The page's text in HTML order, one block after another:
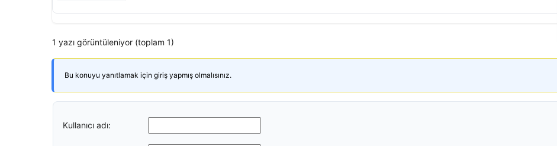
1 yazı görüntüleniyor (toplam 1)
Bu konuyu yanıtlamak için giriş yapmış olmalısınız.
Kullanıcı adı: